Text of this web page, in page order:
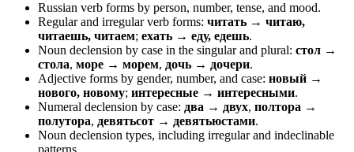
Russian verb forms by person, number, tense, and mood.
Regular and irregular verb forms: читать → читаю,
читаешь, читаем; ехать → еду, едешь.
Noun declension by case in the singular and plural: стол →
стола, море → морем, дочь → дочери.
Adjective forms by gender, number, and case: новый →
нового, новому; интересные → интересными.
Numeral declension by case: два → двух, полтора →
полутора, девятьсот → девятьюстами.
Noun declension types, including irregular and indeclinable